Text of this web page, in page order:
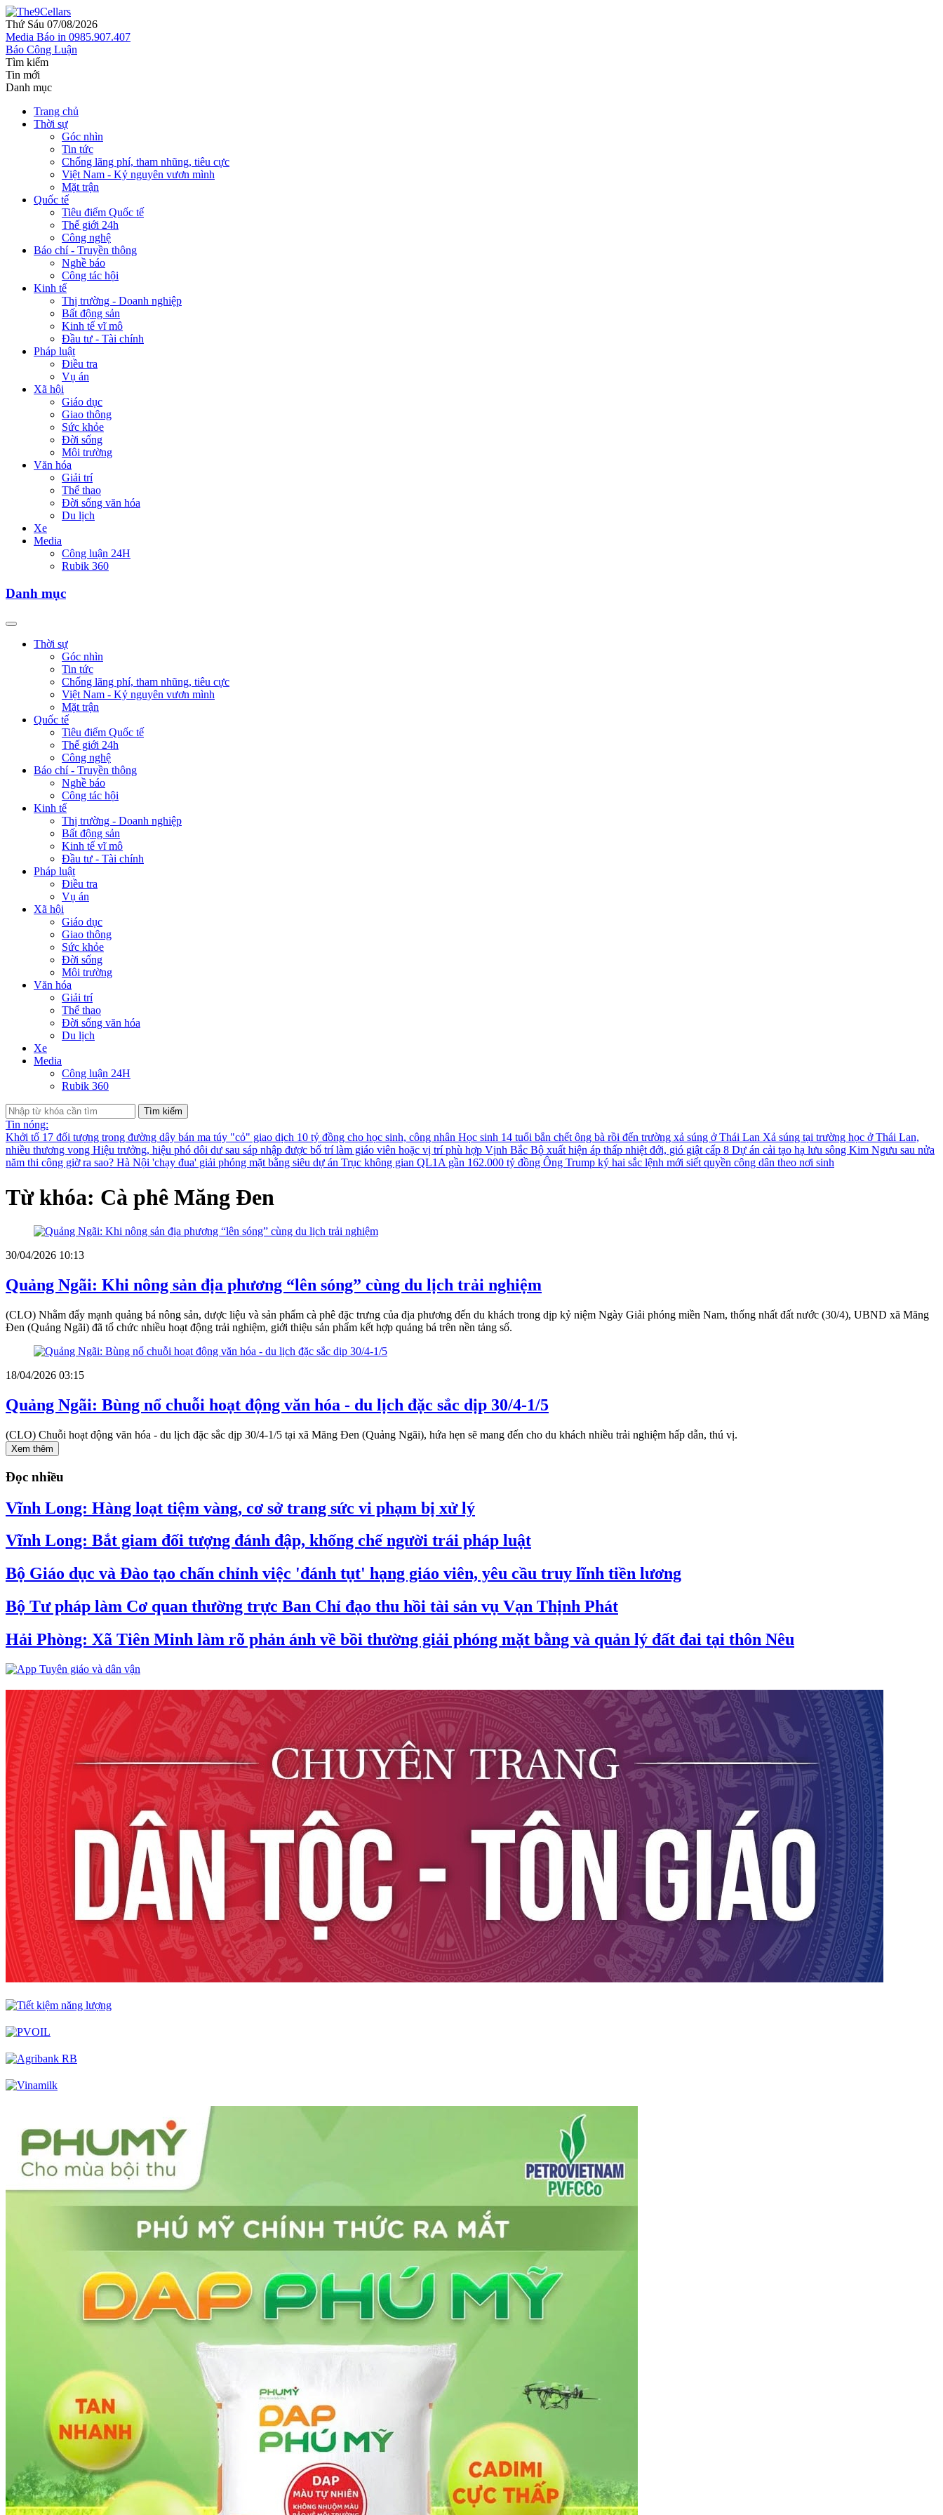
Thứ Sáu 07/08/2026
Media Báo in 0985.907.407
Báo Công Luận
Tìm kiếm
Tin mới
Danh mục
Trang chủ
Thời sự
Góc nhìn
Tin tức
Chống lãng phí, tham nhũng, tiêu cực
Việt Nam - Kỷ nguyên vươn mình
Mặt trận
Quốc tế
Tiêu điểm Quốc tế
Thế giới 24h
Công nghệ
Báo chí - Truyền thông
Nghề báo
Công tác hội
Kinh tế
Thị trường - Doanh nghiệp
Bất động sản
Kinh tế vĩ mô
Đầu tư - Tài chính
Pháp luật
Điều tra
Vụ án
Xã hội
Giáo dục
Giao thông
Sức khỏe
Đời sống
Môi trường
Văn hóa
Giải trí
Thể thao
Đời sống văn hóa
Du lịch
Xe
Media
Công luận 24H
Rubik 360
Danh mục
Thời sự
Góc nhìn
Tin tức
Chống lãng phí, tham nhũng, tiêu cực
Việt Nam - Kỷ nguyên vươn mình
Mặt trận
Quốc tế
Tiêu điểm Quốc tế
Thế giới 24h
Công nghệ
Báo chí - Truyền thông
Nghề báo
Công tác hội
Kinh tế
Thị trường - Doanh nghiệp
Bất động sản
Kinh tế vĩ mô
Đầu tư - Tài chính
Pháp luật
Điều tra
Vụ án
Xã hội
Giáo dục
Giao thông
Sức khỏe
Đời sống
Môi trường
Văn hóa
Giải trí
Thể thao
Đời sống văn hóa
Du lịch
Xe
Media
Công luận 24H
Rubik 360
Tìm kiếm
Tin nóng:
Khởi tố 17 đối tượng trong đường dây bán ma túy "cỏ" giao dịch 10 tỷ đồng cho học sinh, công nhân Học sinh 14 tuổi bắn chết ông bà rồi đến trường xả súng ở Thái Lan Xả súng tại trường học ở Thái Lan,
nhiều thương vong Hiệu trưởng, hiệu phó dôi dư sau sáp nhập được bố trí làm giáo viên hoặc vị trí phù hợp Vịnh Bắc Bộ xuất hiện áp thấp nhiệt đới, gió giật cấp 8 Dự án cải tạo hạ lưu sông Kim Ngưu sau nửa
năm thi công giờ ra sao? Hà Nội 'chạy đua' giải phóng mặt bằng siêu dự án Trục không gian QL1A gần 162.000 tỷ đồng Ông Trump ký hai sắc lệnh mới siết quyền công dân theo nơi sinh
Từ khóa: Cà phê Măng Đen
30/04/2026 10:13
Quảng Ngãi: Khi nông sản địa phương “lên sóng” cùng du lịch trải nghiệm
(CLO) Nhằm đẩy mạnh quảng bá nông sản, dược liệu và sản phẩm cà phê đặc trưng của địa phương đến du khách trong dịp kỷ niệm Ngày Giải phóng miền Nam, thống nhất đất nước (30/4), UBND xã Măng
Đen (Quảng Ngãi) đã tổ chức nhiều hoạt động trải nghiệm, giới thiệu sản phẩm kết hợp quảng bá trên nền tảng số.
18/04/2026 03:15
Quảng Ngãi: Bùng nổ chuỗi hoạt động văn hóa - du lịch đặc sắc dịp 30/4-1/5
(CLO) Chuỗi hoạt động văn hóa - du lịch đặc sắc dịp 30/4-1/5 tại xã Măng Đen (Quảng Ngãi), hứa hẹn sẽ mang đến cho du khách nhiều trải nghiệm hấp dẫn, thú vị.
Xem thêm
Đọc nhiều
Vĩnh Long: Hàng loạt tiệm vàng, cơ sở trang sức vi phạm bị xử lý
Vĩnh Long: Bắt giam đối tượng đánh đập, khống chế người trái pháp luật
Bộ Giáo dục và Đào tạo chấn chỉnh việc 'đánh tụt' hạng giáo viên, yêu cầu truy lĩnh tiền lương
Bộ Tư pháp làm Cơ quan thường trực Ban Chỉ đạo thu hồi tài sản vụ Vạn Thịnh Phát
Hải Phòng: Xã Tiên Minh làm rõ phản ánh về bồi thường giải phóng mặt bằng và quản lý đất đai tại thôn Nêu